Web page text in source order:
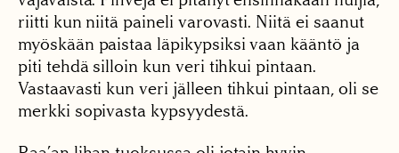
riitti kun niitä paineli varovasti. Niitä ei saanut
myöskään paistaa läpikypsiksi vaan kääntö ja
piti tehdä silloin kun veri tihkui pintaan.
Vastaavasti kun veri jälleen tihkui pintaan, oli se
merkki sopivasta kypsyydestä.